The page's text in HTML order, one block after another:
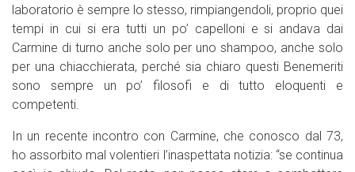
laboratorio è sempre lo stesso, rimpiangendoli, proprio quei
tempi in cui si era tutti un po’ capelloni e si andava dai
Carmine di turno anche solo per uno shampoo, anche solo
per una chiacchierata, perché sia chiaro questi Benemeriti
sono sempre un po’ filosofi e di tutto eloquenti e
competenti.
In un recente incontro con Carmine, che conosco dal 73,
ho assorbito mal volentieri l’inaspettata notizia: “se continua